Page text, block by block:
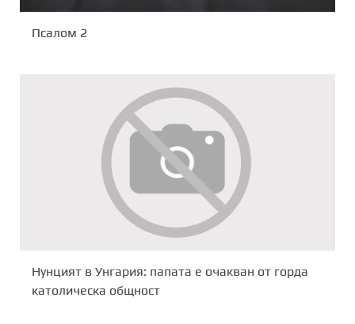
Псалом 2
Нунцият в Унгария: папата е очакван от горда
католическа общност